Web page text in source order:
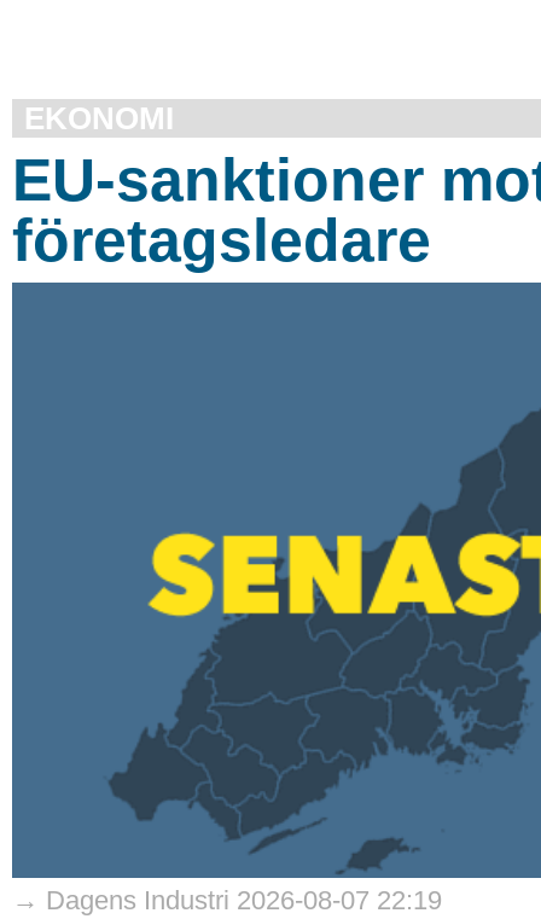
EKONOMI
EU-sanktioner
företagsledare
→ Dagens Industri 2026-08-07 22:19